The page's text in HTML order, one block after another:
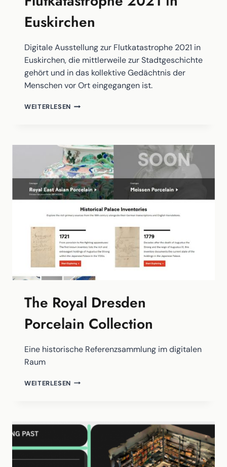
Euskirchen
Digitale Ausstellung zur Flutkatastrophe 2021 in
Euskirchen, die mittlerweile zur Stadtgeschichte
gehört und in das kollektive Gedächtnis der
Menschen vor Ort eingegangen ist.
WEITERLESEN DIGITALE
HABEN
WIR
NOCH
NICHT
ERLEBT!”
–
DIE
FLUTKATASTROPHE
EUSKIRCHEN
The Royal Dresden
Porcelain Collection
Eine historische Referenzsammlung im digitalen
Raum
WEITERLESEN THE